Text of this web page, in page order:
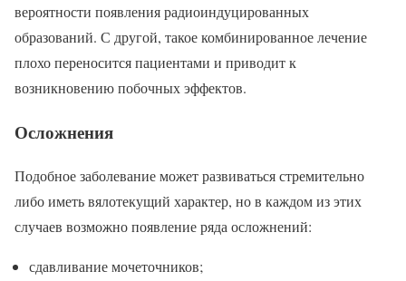
вероятности появления радиоиндуцированных
образований. С другой, такое комбинированное лечение
плохо переносится пациентами и приводит к
возникновению побочных эффектов.
Осложнения
Подобное заболевание может развиваться стремительно
либо иметь вялотекущий характер, но в каждом из этих
случаев возможно появление ряда осложнений:
сдавливание мочеточников;